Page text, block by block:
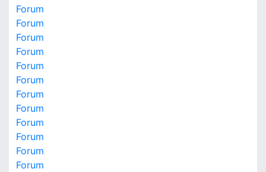
Forum
Forum
Forum
Forum
Forum
Forum
Forum
Forum
Forum
Forum
Forum
Forum